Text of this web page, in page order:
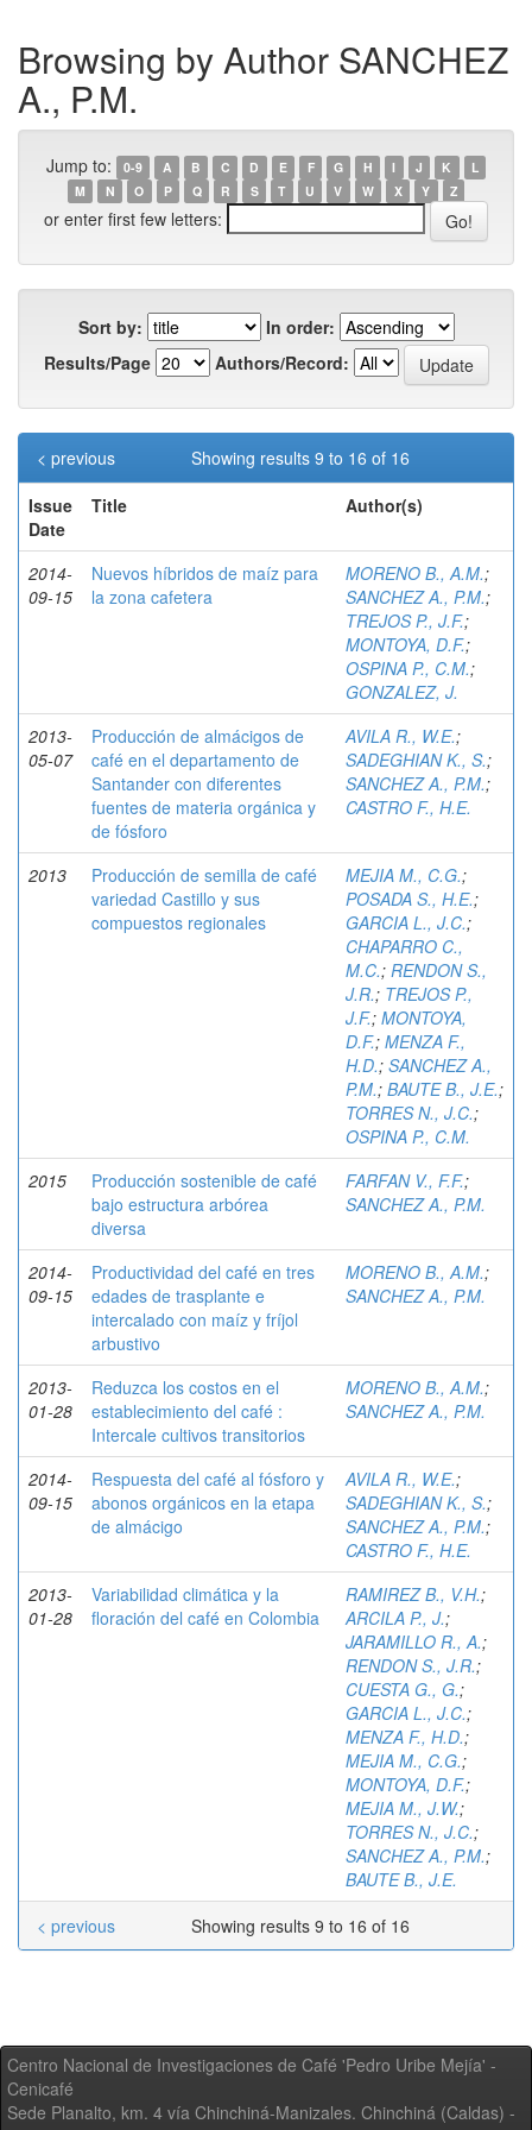
Browsing by Author SANCHEZ
A., P.M.
Jump to: 0-9 A B C D E F G H I J K
L
M
N O P Q R S T U V W X Y Z
or enter first few letters:
Sort by:
In order:
Results/Page
Authors/Record:
Showing results 9 to 16 of 16
< previous
Issue
Date
Title Author(s)
2014-
09-15
Nuevos híbridos de maíz para
la zona cafetera
MORENO B., A.M.;
SANCHEZ A., P.M.;
TREJOS P., J.F.;
MONTOYA, D.F.;
OSPINA P., C.M.;
GONZALEZ, J.
2013-
05-07
Producción de almácigos de
café en el departamento de
Santander con diferentes
fuentes de materia orgánica y
de fósforo
AVILA R., W.E.;
SADEGHIAN K., S.;
SANCHEZ A., P.M.;
CASTRO F., H.E.
2013
Producción de semilla de café
variedad Castillo y sus
compuestos regionales
MEJIA M., C.G.;
POSADA S., H.E.;
GARCIA L., J.C.;
CHAPARRO C.,
M.C.; RENDON S.,
J.R.; TREJOS P.,
J.F.; MONTOYA,
D.F.; MENZA F.,
H.D.; SANCHEZ A.,
P.M.; BAUTE B., J.E.;
TORRES N., J.C.;
OSPINA P., C.M.
2015
Producción sostenible de café
bajo estructura arbórea
diversa
FARFAN V., F.F.;
SANCHEZ A., P.M.
2014-
09-15
Productividad del café en tres
edades de trasplante e
intercalado con maíz y fríjol
arbustivo
MORENO B., A.M.;
SANCHEZ A., P.M.
2013-
01-28
Reduzca los costos en el
establecimiento del café :
Intercale cultivos transitorios
MORENO B., A.M.;
SANCHEZ A., P.M.
2014-
09-15
Respuesta del café al fósforo y
abonos orgánicos en la etapa
de almácigo
AVILA R., W.E.;
SADEGHIAN K., S.;
SANCHEZ A., P.M.;
CASTRO F., H.E.
2013-
01-28
Variabilidad climática y la
floración del café en Colombia
RAMIREZ B., V.H.;
ARCILA P., J.;
JARAMILLO R., A.;
RENDON S., J.R.;
CUESTA G., G.;
GARCIA L., J.C.;
MENZA F., H.D.;
MEJIA M., C.G.;
MONTOYA, D.F.;
MEJIA M., J.W.;
TORRES N., J.C.;
SANCHEZ A., P.M.;
BAUTE B., J.E.
Showing results 9 to 16 of 16
< previous
Centro Nacional de Investigaciones de Café 'Pedro Uribe Mejía' -
Cenicafé
Sede Planalto, km. 4 vía Chinchiná-Manizales. Chinchiná (Caldas) -